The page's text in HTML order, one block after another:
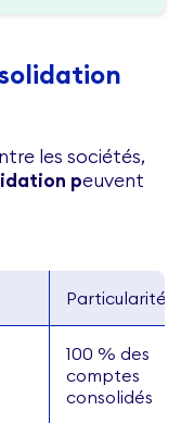
les sociétés,
peuvent
Particularité
100 % des
comptes
consolidés